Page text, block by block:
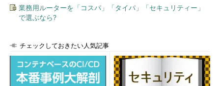
業務用ルーターを「コスパ」「タイパ」「セキュリティー」
で選ぶなら?
チェックしておきたい人気記事